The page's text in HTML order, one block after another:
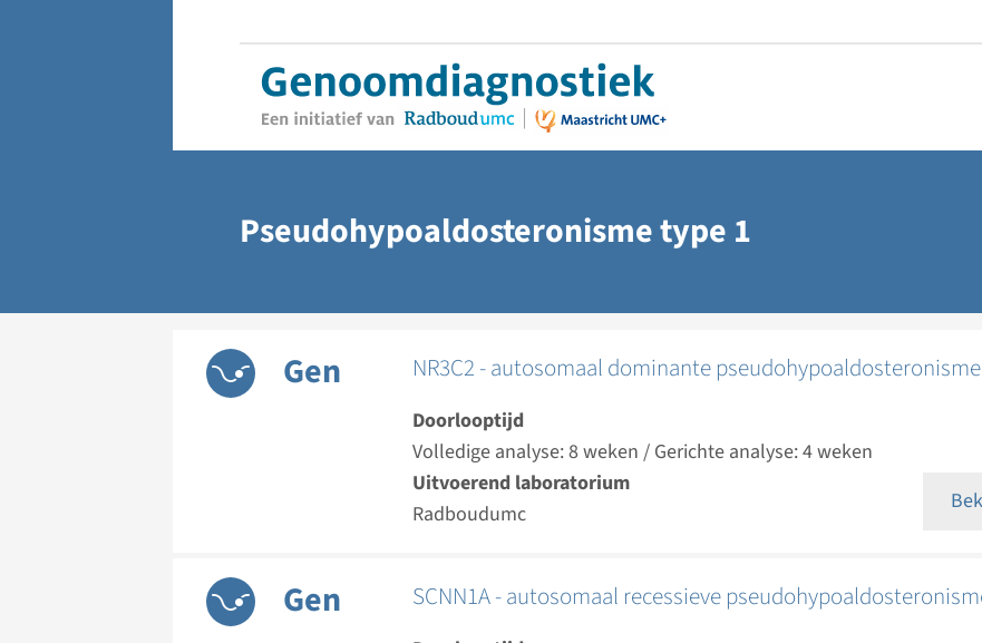
Pseudohypoaldosteronisme type 1
Gen NR3C2 - autosomaal dominante
Doorlooptijd
Volledige analyse: 8 weken / Gerichte analyse: 4 weken
Uitvoerend laboratorium
Radboudumc
Gen SCNN1A - autosomaal recessieve